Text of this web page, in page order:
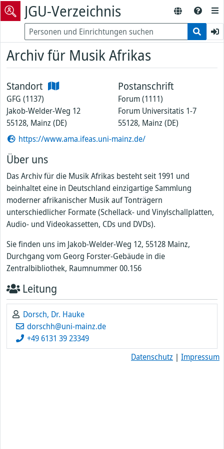
JGU-Verzeichnis
Archiv für Musik Afrikas
Standort
GFG (1137)
Jakob-Welder-Weg 12
55128, Mainz (DE)
Postanschrift
Forum (1111)
Forum Universitatis 1-7
55128, Mainz (DE)
https://www.ama.ifeas.uni-mainz.de/
Über uns
Das Archiv für die Musik Afrikas besteht seit 1991 und
beinhaltet eine in Deutschland einzigartige Sammlung
moderner afrikanischer Musik auf Tonträgern
unterschiedlicher Formate (Schellack- und Vinylschallplatten,
Audio- und Videokassetten, CDs und DVDs).
Sie finden uns im Jakob-Welder-Weg 12, 55128 Mainz,
Durchgang vom Georg Forster-Gebäude in die
Zentralbibliothek, Raumnummer 00.156
Leitung
Dorsch, Dr. Hauke
dorschh@uni-mainz.de
+49 6131 39 23349
Datenschutz | Impressum